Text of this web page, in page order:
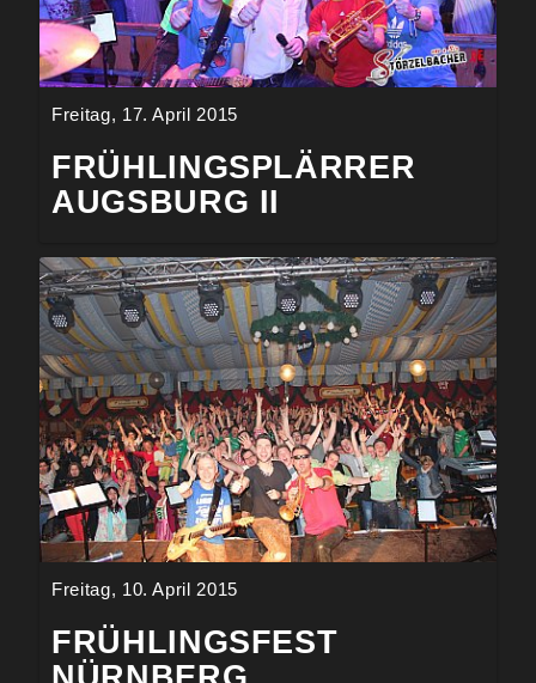
Freitag, 17. April 2015
FRÜHLINGSPLÄRRER
AUGSBURG II
Freitag, 10. April 2015
FRÜHLINGSFEST